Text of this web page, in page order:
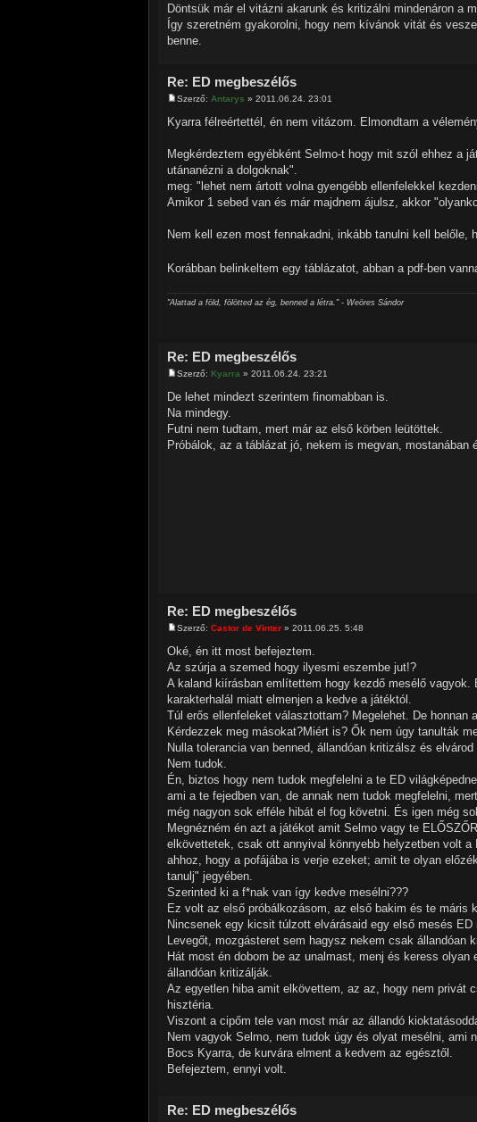
Döntsük már el vitázni akarunk és kritizálni mindenáron a
Így szeretném gyakorolni, hogy nem kívánok vitát és
benne.
Re: ED megbeszélős
Szerző: Antarys » 2011.06.24. 23:01
Kyarra félreértettél, én nem vitázom. Elmondtam a
Megkérdeztem egyébként Selmo-t hogy mit szól ehhez a
utánanézni a dolgoknak".
meg: "lehet nem ártott volna gyengébb ellenfelekkel
Amikor 1 sebed van és már majdnem ájulsz, akkor
Nem kell ezen most fennakadni, inkább tanulni kell belőle,
Korábban belinkeltem egy táblázatot, abban a pdf-ben
"Alattad a föld, fölötted az ég, benned a létra." - Weöres Sándor
Re: ED megbeszélős
Szerző: Kyarra » 2011.06.24. 23:21
De lehet mindezt szerintem finomabban is.
Na mindegy.
Futni nem tudtam, mert már az első körben leütöttek.
Próbálok, az a táblázat jó, nekem is megvan, mostanában
Re: ED megbeszélős
Szerző: Castor de Vinter » 2011.06.25. 5:48
Oké, én itt most befejeztem.
Az szúrja a szemed hogy ilyesmi eszembe jut!?
A kaland kiírásban említettem hogy kezdő mesélő
karakterhalál miatt elmenjen a kedve a játéktól.
Túl erős ellenfeleket választottam? Megelehet. De honnan
Kérdezzek meg másokat?Miért is? Ők nem úgy tanulták
Nulla tolerancia van benned, állandóan kritizálsz és
Nem tudok.
Én, biztos hogy nem tudok megfelelni a te ED
ami a te fejedben van, de annak nem tudok megfelelni,
még nagyon sok efféle hibát el fog követni. És igen még
Megnézném én azt a játékot amit Selmo vagy te
elkövettetek, csak ott annyival könnyebb helyzetben volt
ahhoz, hogy a pofájába is verje ezeket; amit te olyan
tanulj" jegyében.
Szerinted ki a f*nak van így kedve mesélni???
Ez volt az első próbálkozásom, az első bakim és te máris
Nincsenek egy kicsit túlzott elvárásaid egy első mesés ED
Levegőt, mozgásteret sem hagysz nekem csak állandóan
Hát most én dobom be az unalmast, menj és keress
állandóan kritizálják.
Az egyetlen hiba amit elkövettem, az az, hogy nem privát
hisztéria.
Viszont a cipőm tele van most már az állandó
Nem vagyok Selmo, nem tudok úgy és olyat mesélni, ami
Bocs Kyarra, de kurvára elment a kedvem az egésztől.
Befejeztem, ennyi volt.
Re: ED megbeszélős